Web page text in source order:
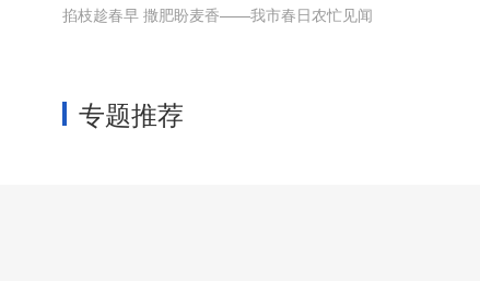
掐枝趁春早 撒肥盼麦香——我市春日农忙见闻
专题推荐